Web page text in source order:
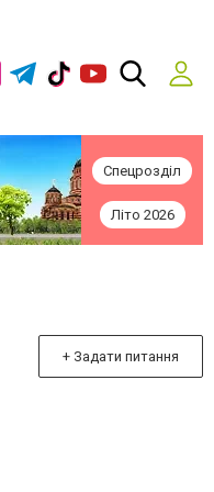
Спецрозділ
Літо 2026
+ Задати питання